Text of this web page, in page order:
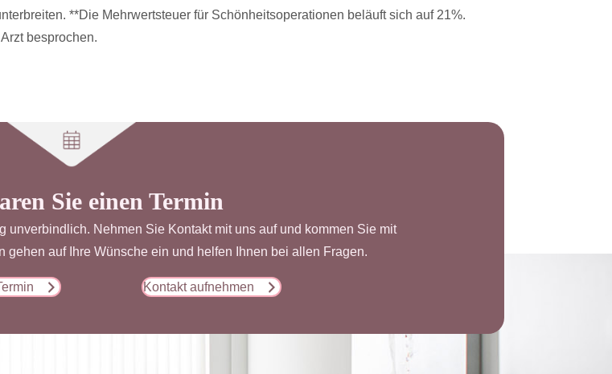
**Die Mehrwertsteuer für Schönheitsoperationen beläuft sich auf 21%.
besprochen.
Sie einen Termin
unverbindlich. Nehmen Sie Kontakt mit uns auf und kommen Sie mit
gehen auf Ihre Wünsche ein und helfen Ihnen bei allen Fragen.
Kontakt aufnehmen